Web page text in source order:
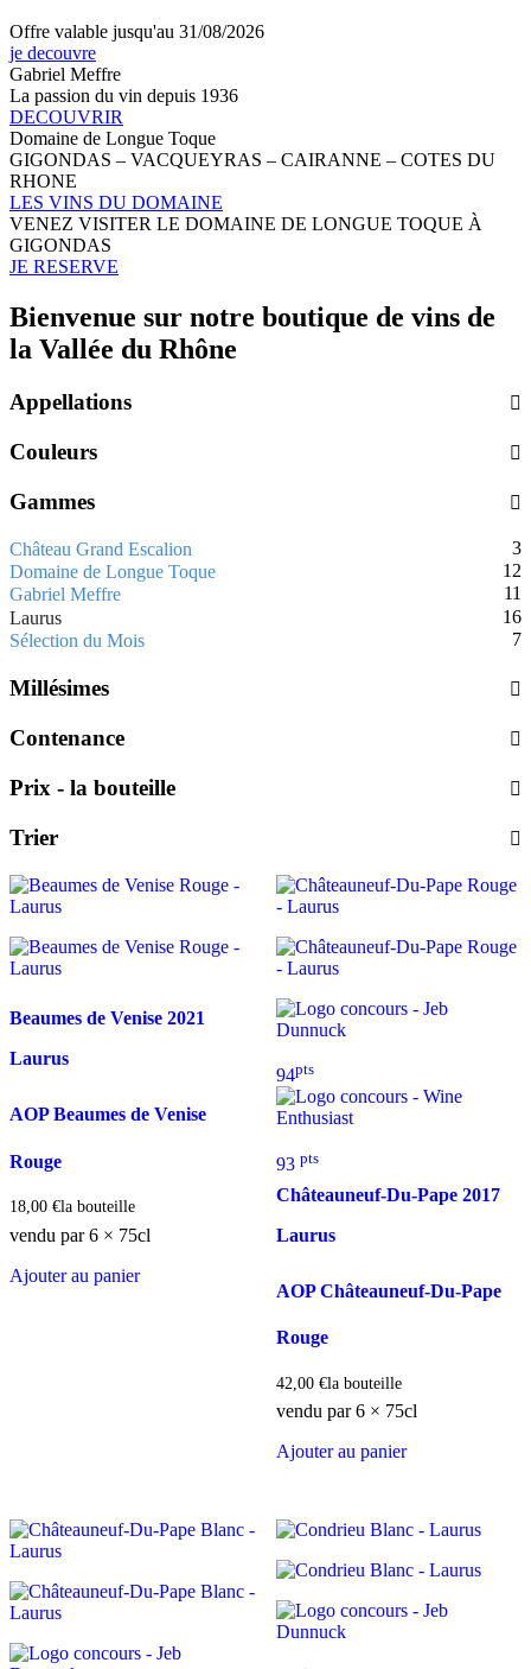
Offre valable jusqu'au 31/08/2026
je decouvre
Gabriel Meffre
La passion du vin depuis 1936
DECOUVRIR
Domaine de Longue Toque
GIGONDAS – VACQUEYRAS – CAIRANNE – COTES DU
RHONE
LES VINS DU DOMAINE
VENEZ VISITER LE DOMAINE DE LONGUE TOQUE À
GIGONDAS
JE RESERVE
Bienvenue sur notre boutique de vins de
la Vallée du Rhône
Appellations
Couleurs
Gammes
Château Grand Escalion
3
Domaine de Longue Toque
12
Gabriel Meffre
11
Laurus
16
Sélection du Mois
7
Millésimes
Contenance
Prix - la bouteille
Trier
Beaumes de Venise 2021
Laurus
AOP Beaumes de Venise
Rouge
18,00 €la bouteille
vendu par 6 × 75cl
Ajouter au panier
94pts
93 pts
Châteauneuf-Du-Pape 2017
Laurus
AOP Châteauneuf-Du-Pape
Rouge
42,00 €la bouteille
vendu par 6 × 75cl
Ajouter au panier